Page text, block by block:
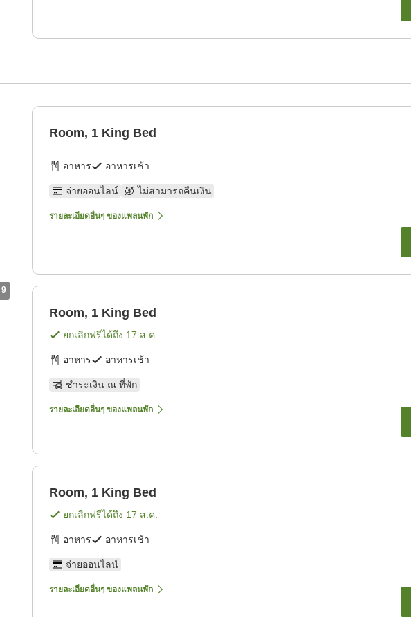
9
Room, 1 King Bed
อาหาร อาหารเช้า
จ่ายออนไลน์ ไม่สามารถคืนเงิน
รายละเอียดอื่นๆ ของแพลนพัก
Room, 1 King Bed
ยกเลิกฟรีได้ถึง 17 ส.ค.
อาหาร อาหารเช้า
ชำระเงิน ณ ที่พัก
รายละเอียดอื่นๆ ของแพลนพัก
Room, 1 King Bed
ยกเลิกฟรีได้ถึง 17 ส.ค.
อาหาร อาหารเช้า
จ่ายออนไลน์
รายละเอียดอื่นๆ ของแพลนพัก